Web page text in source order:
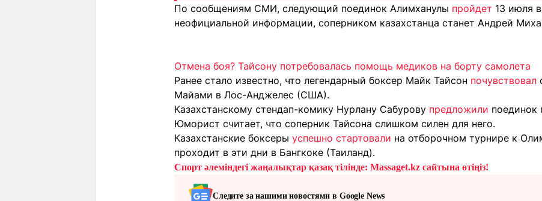
По сообщениям СМИ, следующий поединок Алимханулы пройдет 13 июля
неофициальной информации, соперником казахстанца станет Андрей
Отмена боя? Тайсону потребовалась помощь медиков на борту самолета
Ранее стало известно, что легендарный боксер Майк Тайсон почувствовал
Майами в Лос-Анджелес (США).
Казахстанскому стендап-комику Нурлану Сабурову предложили поединок
Юморист считает, что соперник Тайсона слишком силен для него.
Казахстанские боксеры успешно стартовали на отборочном турнире к
проходит в эти дни в Бангкоке (Таиланд).
Спорт әлеміндегі жаңалықтар қазақ тілінде: Massaget.kz сайтына өтіңіз!
Следите за нашими новостями в Google News